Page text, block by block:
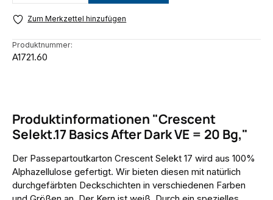
Zum Merkzettel hinzufügen
Produktnummer:
A1721.60
Produktinformationen "Crescent
Selekt.17 Basics After Dark VE = 20 Bg,"
Der Passepartoutkarton Crescent Selekt 17 wird aus 100%
Alphazellulose gefertigt. Wir bieten diesen mit natürlich
durchgefärbten Deckschichten in verschiedenen Farben